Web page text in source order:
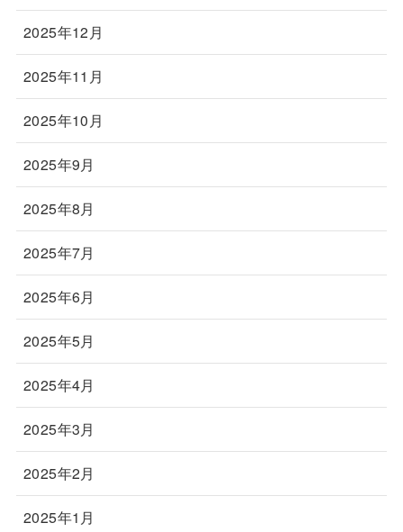
2025年12月
2025年11月
2025年10月
2025年9月
2025年8月
2025年7月
2025年6月
2025年5月
2025年4月
2025年3月
2025年2月
2025年1月